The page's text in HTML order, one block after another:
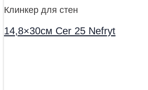
Клинкер для стен
14,8×30см Cer 25 Nefryt